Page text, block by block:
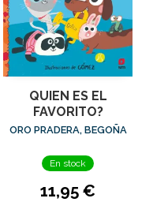
QUIEN ES EL
FAVORITO?
ORO PRADERA, BEGOÑA
En stock
11,95 €